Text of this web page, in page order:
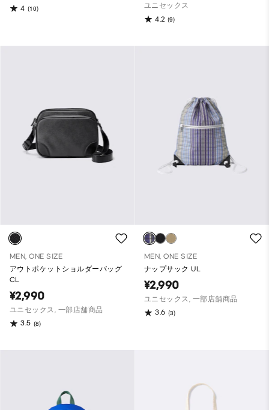
4 (10)
ユニセックス
4.2 (9)
MEN, ONE SIZE
アウトポケットショルダーバッグ
CL
¥2,990
ユニセックス, 一部店舗商品
3.5 (8)
MEN, ONE SIZE
ナップサック UL
¥2,990
ユニセックス, 一部店舗商品
3.6 (3)